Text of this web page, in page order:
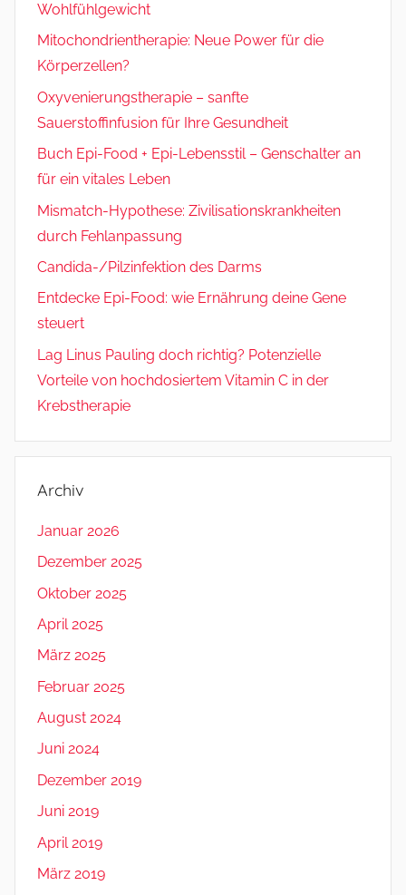
Wohlfühlgewicht
Mitochondrientherapie: Neue Power für die
Körperzellen?
Oxyvenierungstherapie – sanfte
Sauerstoffinfusion für Ihre Gesundheit
Buch Epi-Food + Epi-Lebensstil – Genschalter an
für ein vitales Leben
Mismatch-Hypothese: Zivilisationskrankheiten
durch Fehlanpassung
Candida-/Pilzinfektion des Darms
Entdecke Epi-Food: wie Ernährung deine Gene
steuert
Lag Linus Pauling doch richtig? Potenzielle
Vorteile von hochdosiertem Vitamin C in der
Krebstherapie
Archiv
Januar 2026
Dezember 2025
Oktober 2025
April 2025
März 2025
Februar 2025
August 2024
Juni 2024
Dezember 2019
Juni 2019
April 2019
März 2019